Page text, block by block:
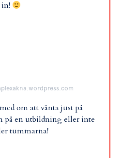
om att vänta just på
på en utbildning eller inte
tummarna!